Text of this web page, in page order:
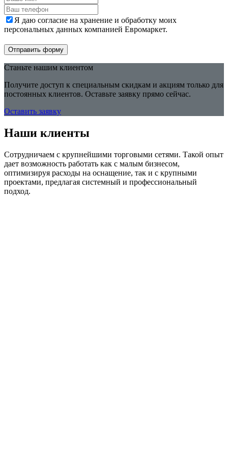
Я даю согласие на хранение и обработку моих
персональных данных компанией Евромаркет.
Отправить форму
Станьте нашим клиентом
Получите доступ к специальным скидкам и акциям только для
постоянных клиентов. Оставьте заявку прямо сейчас.
Оставить заявку
Наши клиенты
Сотрудничаем с крупнейшими торговыми сетями. Такой опыт
дает возможность работать как с малым бизнесом,
оптимизируя расходы на оснащение, так и с крупными
проектами, предлагая системный и профессиональный
подход.